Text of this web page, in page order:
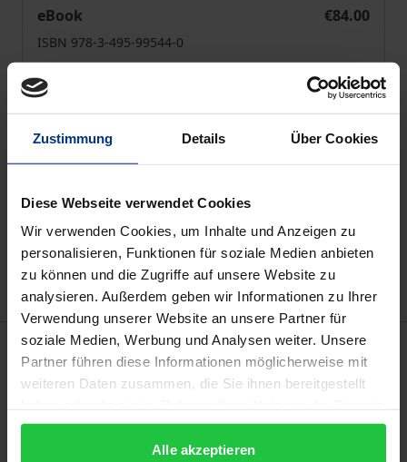
Zustimmung Details Über Cookies
Diese Webseite verwendet Cookies
Wir verwenden Cookies, um Inhalte und Anzeigen zu
personalisieren, Funktionen für soziale Medien anbieten
zu können und die Zugriffe auf unsere Website zu
analysieren. Außerdem geben wir Informationen zu Ihrer
Verwendung unserer Website an unsere Partner für
soziale Medien, Werbung und Analysen weiter. Unsere
Partner führen diese Informationen möglicherweise mit
weiteren Daten zusammen, die Sie ihnen bereitgestellt
gesammelt haben.
Alle akzeptieren
eBook
€84.00
ISBN 978-3-495-99544-0
Available
Prices include VAT. Depending on the delivery address, VAT
may vary at checkout.
Add to Cart
Add to Wish List
Delivery cost notice
Description
arises as to what the primary reality of human
existence is. With the help of the ‘aura’ concept